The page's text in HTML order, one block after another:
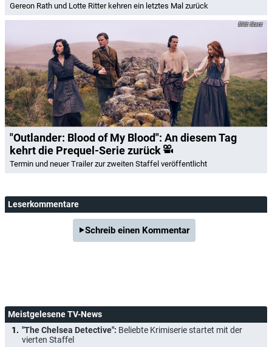
Gereon Rath und Lotte Ritter kehren ein letztes Mal zurück
Starz
"Outlander: Blood of My Blood": An diesem Tag
kehrt die Prequel-Serie zurück
Termin und neuer Trailer zur zweiten Staffel veröffentlicht
Leserkommentare
Schreib einen Kommentar
Meistgelesene TV-News
"The Chelsea Detective": Beliebte Krimiserie startet mit der
vierten Staffel